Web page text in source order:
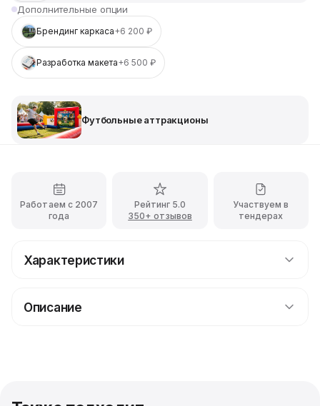
Дополнительные опции
Брендинг каркаса+6 200 ₽
Разработка макета+6 500 ₽
Футбольные аттракционы
Работаем с 2007
года
Рейтинг 5.0
350+ отзывов
Участвуем в
тендерах
Характеристики
5 м
Описание